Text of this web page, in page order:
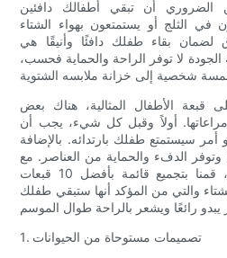
أن تبقي أطفالك دافئين
في الثلج أو يستمتعون بهواء الشتاء
بقاء طفلك دافئًا وأنيقًا هي
الجودة لا توفر الراحة والحماية فحسب،
قبعة الأطفال المثالية، هناك بعض
أولاً وقبل كل شيء، يجب أن
أمر سيستمتع طفلك بارتدائه. بالإضافة
الدفء والحماية من العناصر. مع
أخذ هذه المعايير في الاعتبار، قمنا بتجميع قائمة بأفضل 10 قبعات
والتي من المؤكد أنها ستبقي طفلك
1. تصميمات مستوحاة من الحيوانات